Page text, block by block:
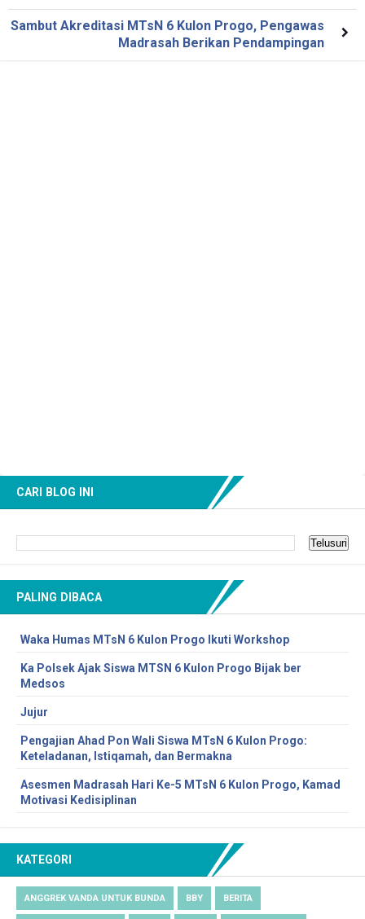
Sambut Akreditasi MTsN 6 Kulon Progo, Pengawas
Madrasah Berikan Pendampingan
CARI BLOG INI
PALING DIBACA
Waka Humas MTsN 6 Kulon Progo Ikuti Workshop
Ka Polsek Ajak Siswa MTSN 6 Kulon Progo Bijak ber
Medsos
Jujur
Pengajian Ahad Pon Wali Siswa MTsN 6 Kulon Progo:
Keteladanan, Istiqamah, dan Bermakna
Asesmen Madrasah Hari Ke-5 MTsN 6 Kulon Progo, Kamad
Motivasi Kedisiplinan
KATEGORI
ANGGREK VANDA UNTUK BUNDA BBY BERITA